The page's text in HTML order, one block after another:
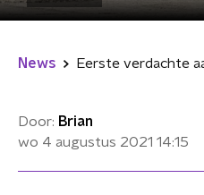
News
Door: Brian
wo 4 augustus 2021 14:15